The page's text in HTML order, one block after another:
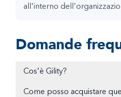
all'interno
Domande
Cos'è Gility?
Come posso acquistare